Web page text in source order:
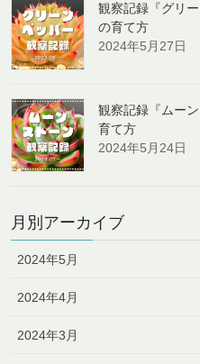
観察記録『グリー
の育て方
2024年5月27日
観察記録『ムー
育て方
2024年5月24日
月別アーカイブ
2024年5月
2024年4月
2024年3月